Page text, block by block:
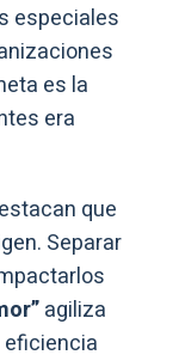
especiales
es la
era
que
Separar
agiliza
eficiencia